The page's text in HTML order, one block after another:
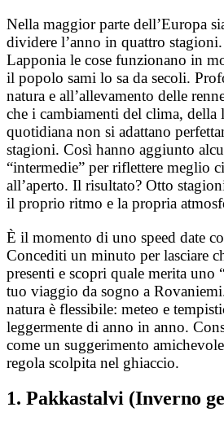
Nella maggior parte dell’Europa
dividere l’anno in quattro
Lapponia le cose funzionano in
il popolo sami lo sa da secoli.
natura e all’allevamento delle
che i cambiamenti del clima, della
quotidiana non si adattano
stagioni. Così hanno aggiunto
“intermedie” per riflettere meglio
all’aperto. Il risultato? Otto
il proprio ritmo e la propria
È il momento di uno speed date
Concediti un minuto per lasciare
presenti e scopri quale merita uno
tuo viaggio da sogno a
natura è flessibile: meteo e
leggermente di anno in anno.
come un suggerimento
regola scolpita nel ghiaccio.
1. Pakkastalvi (Inverno